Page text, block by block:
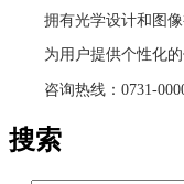
拥有光学设计和图
为用户提供个性化的
咨询热线：0731-
搜索